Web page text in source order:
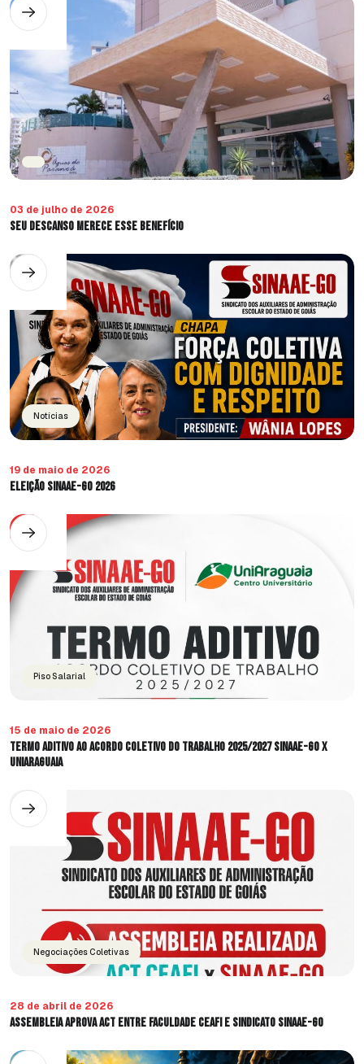
03 de julho de 2026
Seu Descanso Merece Esse Benefício
Notícias
19 de maio de 2026
Eleição SINAAE-GO 2026
Piso Salarial
15 de maio de 2026
Termo Aditivo ao Acordo Coletivo do Trabalho 2025/2027 SINAAE-GO X
UniAraguaia
Negociações Coletivas
28 de abril de 2026
Assembleia aprova ACT entre FACULDADE CEAFI e SINDICATO SINAAE-GO